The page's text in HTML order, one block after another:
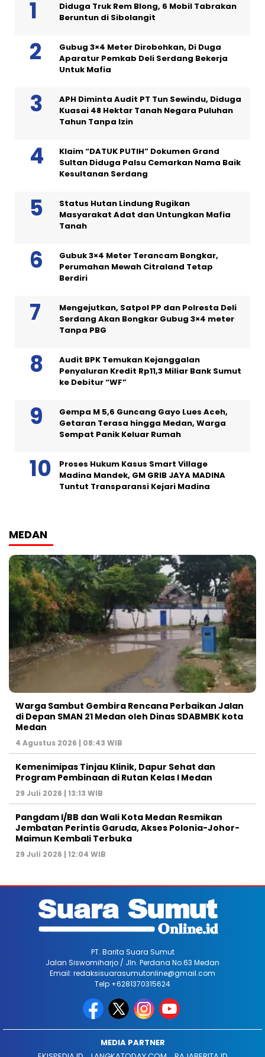
Diduga Truk Rem Blong, 6 Mobil Tabrakan
Beruntun di Sibolangit
Gubug 3×4 Meter Dirobohkan, Di Duga
Aparatur Pemkab Deli Serdang Bekerja
Untuk Mafia
APH Diminta Audit PT Tun Sewindu, Diduga
Kuasai 48 Hektar Tanah Negara Puluhan
Tahun Tanpa Izin
Klaim “DATUK PUTIH” Dokumen Grand
Sultan Diduga Palsu Cemarkan Nama Baik
Kesultanan Serdang
Status Hutan Lindung Rugikan
Masyarakat Adat dan Untungkan Mafia
Tanah
Gubuk 3×4 Meter Terancam Bongkar,
Perumahan Mewah Citraland Tetap
Berdiri
Mengejutkan, Satpol PP dan Polresta Deli
Serdang Akan Bongkar Gubug 3×4 meter
Tanpa PBG
Audit BPK Temukan Kejanggalan
Penyaluran Kredit Rp11,3 Miliar Bank Sumut
ke Debitur “WF”
Gempa M 5,6 Guncang Gayo Lues Aceh,
Getaran Terasa hingga Medan, Warga
Sempat Panik Keluar Rumah
Proses Hukum Kasus Smart Village
Madina Mandek, GM GRIB JAYA MADINA
Tuntut Transparansi Kejari Madina
MEDAN
Warga Sambut Gembira Rencana Perbaikan Jalan
di Depan SMAN 21 Medan oleh Dinas SDABMBK kota
Medan
4 Agustus 2026 | 08:43 WIB
Kemenimipas Tinjau Klinik, Dapur Sehat dan
Program Pembinaan di Rutan Kelas I Medan
29 Juli 2026 | 13:13 WIB
Pangdam I/BB dan Wali Kota Medan Resmikan
Jembatan Perintis Garuda, Akses Polonia-Johor-
Maimun Kembali Terbuka
29 Juli 2026 | 12:04 WIB
PT. Barita Suara Sumut
Jalan Siswomiharjo / Jln. Perdana No.63 Medan
Email: redaksisuarasumutonline@gmail.com
Telp +6281370315624
MEDIA PARTNER